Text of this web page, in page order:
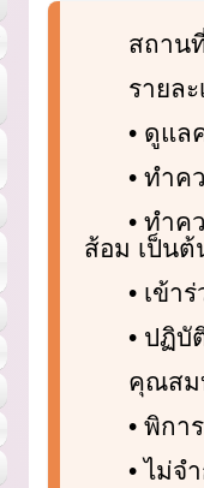
สถาน
รายล
• ดูแล
• ทำค
• ทำค
ส้อม เป็นต้
• เข้า
• ปฏิบั
คุณสม
• พิกา
• ไม่จ